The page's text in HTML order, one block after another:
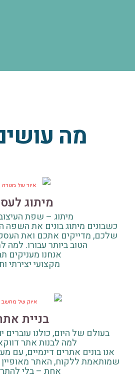
מה
מיתוג
מיתוג – שפת
כשבונים מיתוג בונים את השפה
שלכם, מדייקים אתכם ואת
הטוב ביותר עבורו. למה
אנחנו מעניקים
מקצועי יצירתי
בניית
בעולם של היום, כולנו עוברים
למה לבנות אתר
אנו בונים אתרים דינמיים, עם
שמותאמת ללקוח, האתר מאופיין
אחת – בלי